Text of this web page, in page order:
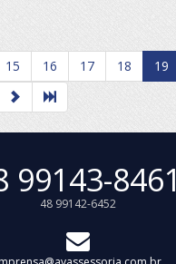
15 16 17 18 19
99143-8461
48 99142-6452